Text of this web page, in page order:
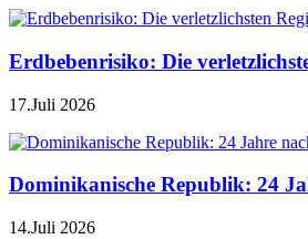
Erdbebenrisiko: Die
17.Juli 2026
Dominikanische Republik: 24
14.Juli 2026